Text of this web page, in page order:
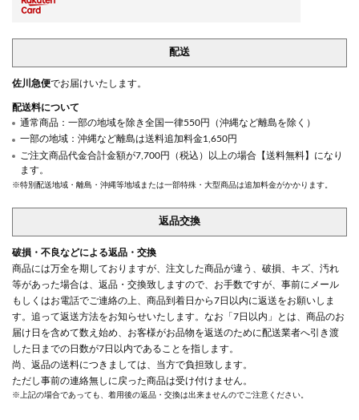
配送
佐川急便でお届けいたします。
配送料について
通常商品：一部の地域を除き全国一律550円（沖縄など離島を除く）
一部の地域：沖縄など離島は送料追加料金1,650円
ご注文商品代金合計金額が7,700円（税込）以上の場合【送料無料】になり
ます。
※特別配送地域・離島・沖縄等地域または一部特殊・大型商品は追加料金がかかります。
返品交換
破損・不良などによる返品・交換
商品には万全を期しておりますが、注文した商品が違う、破損、キズ、汚れ
等があった場合は、返品・交換致しますので、お手数ですが、事前にメール
もしくはお電話でご連絡の上、商品到着日から7日以内に返送をお願いしま
す。追って返送方法をお知らせいたします。なお「7日以内」とは、商品のお
届け日を含めて数え始め、お客様がお品物を返送のために配送業者へ引き渡
した日までの日数が7日以内であることを指します。
尚、返品の送料につきましては、当方で負担致します。
ただし事前の連絡無しに戻った商品は受け付けません。
※上記の場合であっても、着用後の返品・交換は出来ませんのでご注意ください。